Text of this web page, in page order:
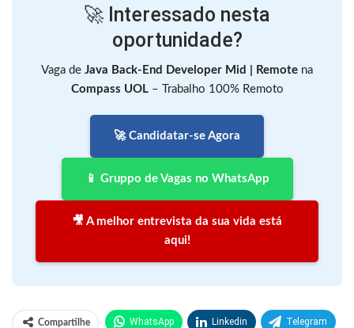
🚀 Interessado nesta
oportunidade?
Vaga de Java Back-End Developer Mid | Remote na
Compass UOL– Trabalho 100% Remoto
🚀 Candidatar-se Agora
📱 Gruppo de Vagas no WhatsApp
🎥 A melhor entrevista da sua vida está
aqui!
Compartilhe WhatsApp Linkedin Telegram